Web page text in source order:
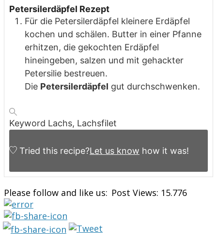
Petersilerdäpfel Rezept
Für die Petersilerdäpfel kleinere Erdäpfel
kochen und schälen. Butter in einer Pfanne
erhitzen, die gekochten Erdäpfel
hineingeben, salzen und mit gehackter
Petersilie bestreuen.
Die Petersilerdäpfel gut durchschwenken.
Keyword Lachs, Lachsfilet
Tried this recipe?Let us know how it was!
Please follow and like us: Post Views: 15.776